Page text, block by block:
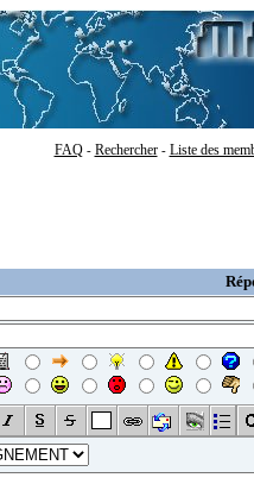
FAQ- Rechercher- Liste des